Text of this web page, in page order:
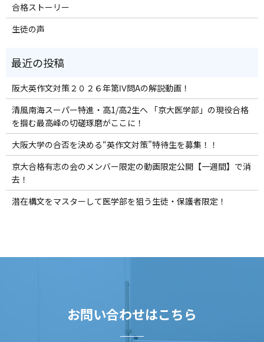
合格ストーリー
生徒の声
阪大英作文対策２０２６年第Ⅳ問Aの解説動画！
清風南海スーパー特進・高1/高2生へ 「京大医学部」の現役合格
を掴む最高峰の切磋琢磨がここに！
大阪大学の合否を決める“英作文対策”特待生を募集！！
京大合格有志の会のメンバー限定の動画限定公開【一週間】で消
去！
潜在構文をマスターして医学部を狙う生徒・保護者限定！
お問い合わせはこちら